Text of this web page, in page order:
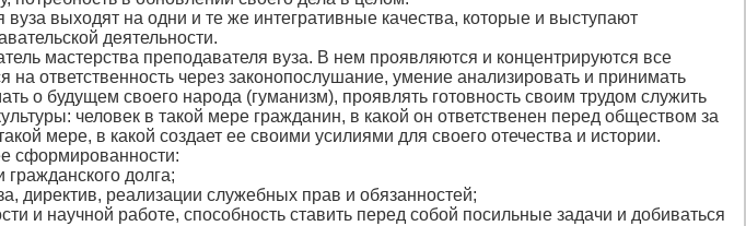
вуза выходят на одни и те же интегративные качества, которые и выступают
деятельности.
мастерства преподавателя вуза. В нем проявляются и концентрируются все
на ответственность через законопослушание, умение анализировать и принимать
о будущем своего народа (гуманизм), проявлять готовность своим трудом служить
человек в такой мере гражданин, в какой он ответственен перед обществом за
мере, в какой создает ее своими усилиями для своего отечества и истории.
сформированности:
долга;
директив, реализации служебных прав и обязанностей;
и научной работе, способность ставить перед собой посильные задачи и добиваться